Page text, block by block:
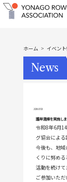
ホーム イベン
News
2026.07.02
護岸清掃を実施し
令和8年6月
グ協会による
今後も、地
くりに努め
活動を続けて
ご参加いただ